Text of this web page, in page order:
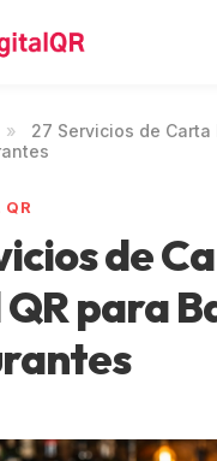
»
27 Servicios de Carta
QR
de
para